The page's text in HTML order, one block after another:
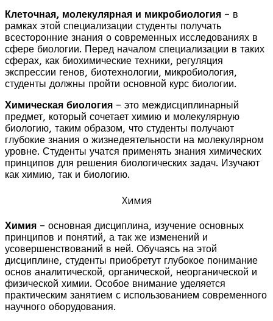
Клеточная, молекулярная и микробиология – в
рамках этой специализации студенты получать
всесторонние знания о современных исследованиях в
сфере биологии. Перед началом специализации в таких
сферах, как биохимические техники, регуляция
экспрессии генов, биотехнологии, микробиология,
студенты должны пройти основной курс биологии.
Химическая биология – это междисциплинарный
предмет, который сочетает химию и молекулярную
биологию, таким образом, что студенты получают
глубокие знания о жизнедеятельности на молекулярном
уровне. Студенты учатся применять знания химических
принципов для решения биологических задач. Изучают
как химию, так и биологию.
Химия
Химия – основная дисциплина, изучение основных
принципов и понятий, а так же изменений и
усовершенствований в ней. Обучаясь на этой
дисциплине, студенты приобретут глубокое понимание
основ аналитической, органической, неорганической и
физической химии. Особое внимание уделяется
практическим занятием с использованием современного
научного оборудования.